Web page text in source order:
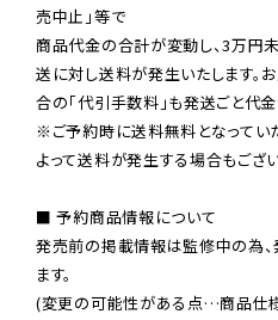
売中止」等で
商品代金の合計が変動し、3万円
送に対し送料が発生いたします。
※ご予約時に送料無料となってい
よって送料が発生する場合もござ
■ 予約商品情報について
発売前の掲載情報は監修中の為
ます。
(変更の可能性がある点…商品仕様